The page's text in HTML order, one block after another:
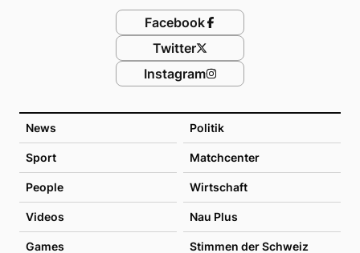
News Politik
Sport Matchcenter
People Wirtschaft
Videos Nau Plus
Games Stimmen der Schweiz
Facebook
Twitter
Instagram